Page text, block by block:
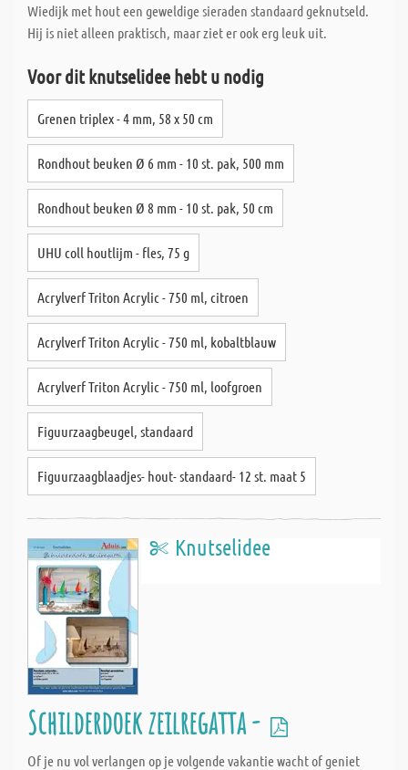
Wiedijk met hout een geweldige sieraden standaard geknutseld.
Hij is niet alleen praktisch, maar ziet er ook erg leuk uit.
Voor dit knutselidee hebt u nodig
Grenen triplex - 4 mm, 58 x 50 cm
Rondhout beuken Ø 6 mm - 10 st. pak, 500 mm
Rondhout beuken Ø 8 mm - 10 st. pak, 50 cm
UHU coll houtlijm - fles, 75 g
Acrylverf Triton Acrylic - 750 ml, citroen
Acrylverf Triton Acrylic - 750 ml, kobaltblauw
Acrylverf Triton Acrylic - 750 ml, loofgroen
Figuurzaagbeugel, standaard
Figuurzaagblaadjes- hout- standaard- 12 st. maat 5
Knutselidee
Schilderdoek zeilregatta -
Of je nu vol verlangen op je volgende vakantie wacht of geniet